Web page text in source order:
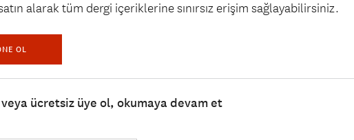
alarak tüm dergi içeriklerine sınırsız erişim sağlayabilirsiniz.
OL
veya ücretsiz üye ol, okumaya devam et